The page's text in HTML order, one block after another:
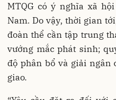
MTQG có ý nghĩa xã
Nam. Do vậy, thời gian
đoàn thể cần tập trung
vướng mắc phát sinh;
độ phân bổ và giải ngân
giao.